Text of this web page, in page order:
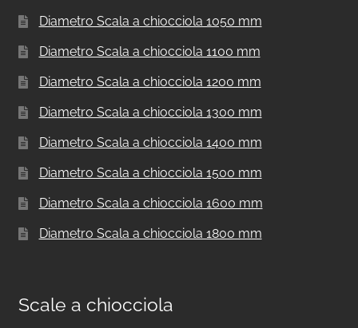
Diametro Scala a chiocciola 1050 mm
Diametro Scala a chiocciola 1100 mm
Diametro Scala a chiocciola 1200 mm
Diametro Scala a chiocciola 1300 mm
Diametro Scala a chiocciola 1400 mm
Diametro Scala a chiocciola 1500 mm
Diametro Scala a chiocciola 1600 mm
Diametro Scala a chiocciola 1800 mm
Scale a chiocciola